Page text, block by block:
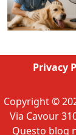
Privacy
Copyright ©
Via Cavour
Questo blog